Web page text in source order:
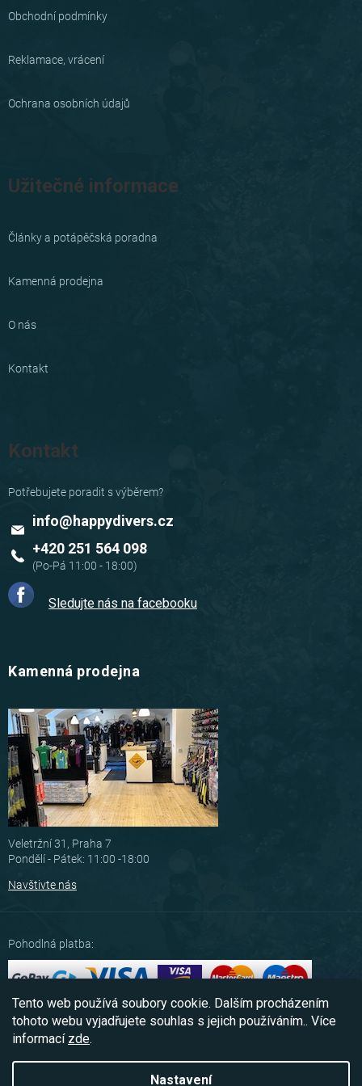
Tento web používá soubory cookie. Dalším procházením
tohoto webu vyjadřujete souhlas s jejich používáním.. Více
informací zde.
Nastavení
Obchodní podmínky
Reklamace, vrácení
Ochrana osobních údajů
Užitečné informace
Články a potápěčská poradna
Kamenná prodejna
O nás
Kontakt
Kontakt
info@happydivers.cz
+420 251 564 098
Sledujte nás na facebooku
Kamenná prodejna
Veletržní 31, Praha 7
Pondělí - Pátek: 11:00 -18:00
Navštivte nás
Pohodlná platba:
Možnosti dopravy: